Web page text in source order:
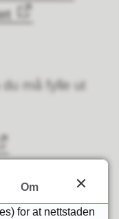
du må fylle ut
Om
for at nettstaden